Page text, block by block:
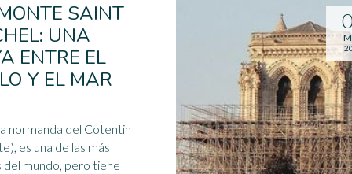
SAINT
UNA
ENTRE EL
Y EL MAR
normanda del Cotentin
es una de las más
del mundo, pero tiene